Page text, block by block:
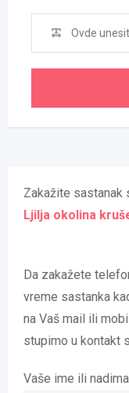
Zakažite sastanak
Ljilja okolina
Da zakažete
vreme sastanka
na Vaš mail ili
stupimo u kontakt
Vaše ime ili